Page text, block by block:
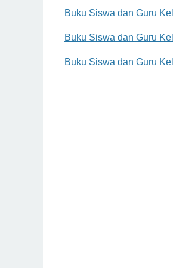
Buku Siswa dan Guru
Buku Siswa dan Guru
Buku Siswa dan Guru